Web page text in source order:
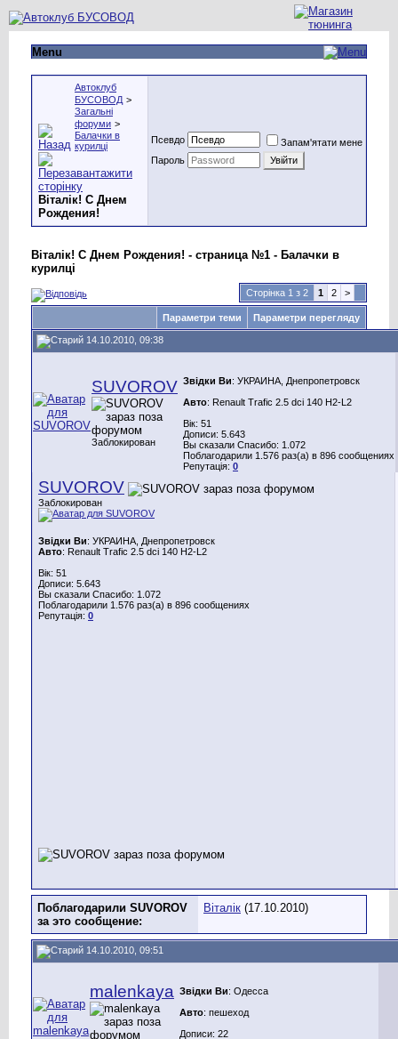
Menu
Автоклуб
БУСОВОД >
Загальні
форуми >
Балачки в
курилці
Вiталiк! C Днем
Рождения!
Псевдо
Запам'ятати мене
Пароль
Вiталiк! C Днем Рождения! - страница №1 - Балачки в
курилці
Сторінка 1 з 2 1 2 >
Параметри теми Параметри перегляду
14.10.2010, 09:38
SUVOROV
Заблокирован
Звідки Ви: УКРАИНА, Днепропетровск
Авто: Renault Trafic 2.5 dci 140 H2-L2
Вік: 51
Дописи: 5.643
Вы сказали Спасибо: 1.072
Поблагодарили 1.576 раз(а) в 896 сообщениях
Репутація: 0
SUVOROV
Заблокирован
Звідки Ви: УКРАИНА, Днепропетровск
Авто: Renault Trafic 2.5 dci 140 H2-L2
Вік: 51
Дописи: 5.643
Вы сказали Спасибо: 1.072
Поблагодарили 1.576 раз(а) в 896 сообщениях
Репутація: 0
Поблагодарили SUVOROV
за это сообщение:
Віталік (17.10.2010)
14.10.2010, 09:51
malenkaya Звідки Ви: Одесса
Авто: пешеход
Дописи: 22